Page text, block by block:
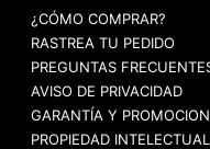
¿CÓMO COMPRAR?
RASTREA TU PEDIDO
PREGUNTAS
AVISO DE PRIVACIDAD
GARANTÍA Y
PROPIEDAD INTELECTUAL